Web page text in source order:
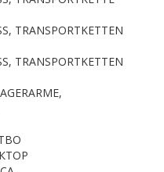
TRANSPORTKETTEN
TRANSPORTKETTEN